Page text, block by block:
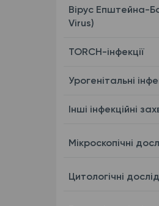
Вірус Епштейна-
Virus)
TORCH-інфекції
Урогенітальні
Інші інфекційні
Мікроскопічні
Цитологічні